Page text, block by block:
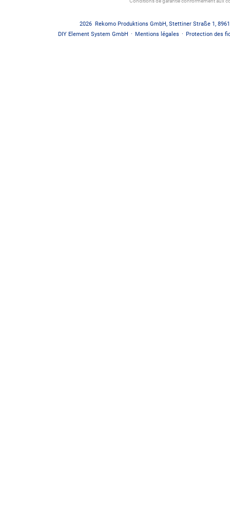
2026 Rekomo Produktions GmbH, Stettiner Straße 1,
DIY Element System GmbH · Mentions légales · Protection des